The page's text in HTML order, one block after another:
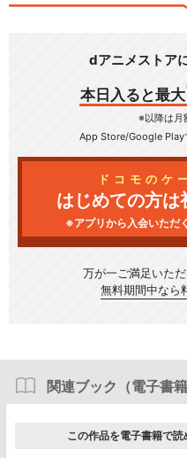
dアニメストア
本日入ると最大
※以降は月
App Store/Google Play
ドコモのケ
はじめての方は
※アプリから入会いただ
万が一ご満足いた
無料期間中なら
関連ブック（電子書籍
この作品を電子書籍で読